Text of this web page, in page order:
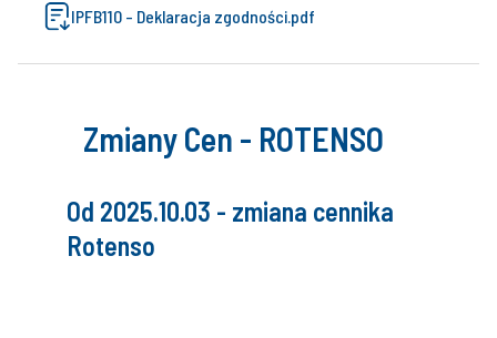
IPFB110 - Deklaracja zgodności.pdf
Zmiany Cen - ROTENSO
Od 2025.10.03 - zmiana cennika
Rotenso